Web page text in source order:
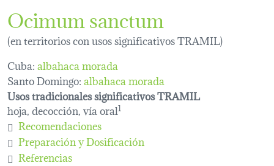
Ocimum sanctum
(en territorios con usos significativos TRAMIL)
Cuba:albahaca morada
Santo Domingo:albahaca morada
Usos tradicionales significativos TRAMIL
hoja, decocción, vía oral1
Recomendaciones
Preparación y Dosificación
Referencias